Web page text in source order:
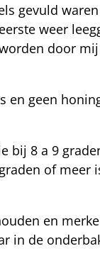
gevuld
weer
door
en geen
bij 8 a 9
of meer
en
in de